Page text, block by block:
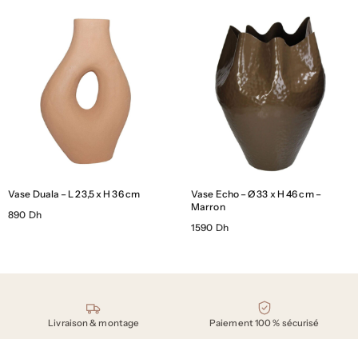
Vase Duala – L 23,5 x H 36 cm
890 Dh
Vase Echo – Ø 33 x H 46 cm –
Marron
1590 Dh
Nos engagements
Livraison & montage Paiement 100 % sécurisé